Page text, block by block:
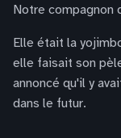
Notre compagnon
Elle était la
elle faisait son
annoncé qu'il y
dans le futur.